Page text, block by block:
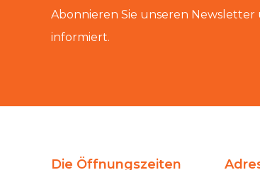
Abonnieren Sie unseren Newsletter
informiert.
Die Öffnungszeiten